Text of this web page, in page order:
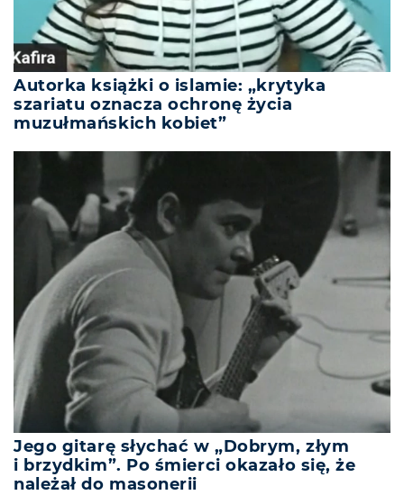
Autorka książki o islamie: „krytyka
szariatu oznacza ochronę życia
muzułmańskich kobiet”
Jego gitarę słychać w „Dobrym, złym
i brzydkim”. Po śmierci okazało się, że
należał do masonerii